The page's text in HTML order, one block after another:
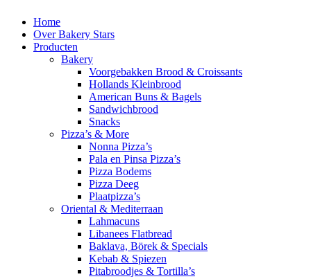
Home
Over Bakery Stars
Producten
Bakery
Voorgebakken Brood & Croissants
Hollands Kleinbrood
American Buns & Bagels
Sandwichbrood
Snacks
Pizza’s & More
Nonna Pizza’s
Pala en Pinsa Pizza’s
Pizza Bodems
Pizza Deeg
Plaatpizza’s
Oriental & Mediterraan
Lahmacuns
Libanees Flatbread
Baklava, Börek & Specials
Kebab & Spiezen
Pitabroodjes & Tortilla’s